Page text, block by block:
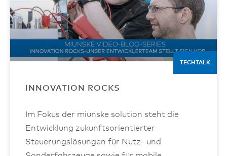
TECHTALK
INNOVATION ROCKS
Im Fokus der miunske solution steht die
Entwicklung zukunftsorientierter
Steuerungslösungen für Nutz- und